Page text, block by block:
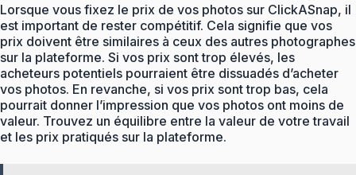
Lorsque vous fixez le prix de vos photos sur ClickASnap, il
est important de rester compétitif. Cela signifie que vos
prix doivent être similaires à ceux des autres photographes
sur la plateforme. Si vos prix sont trop élevés, les
acheteurs potentiels pourraient être dissuadés d’acheter
vos photos. En revanche, si vos prix sont trop bas, cela
pourrait donner l’impression que vos photos ont moins de
valeur. Trouvez un équilibre entre la valeur de votre travail
et les prix pratiqués sur la plateforme.